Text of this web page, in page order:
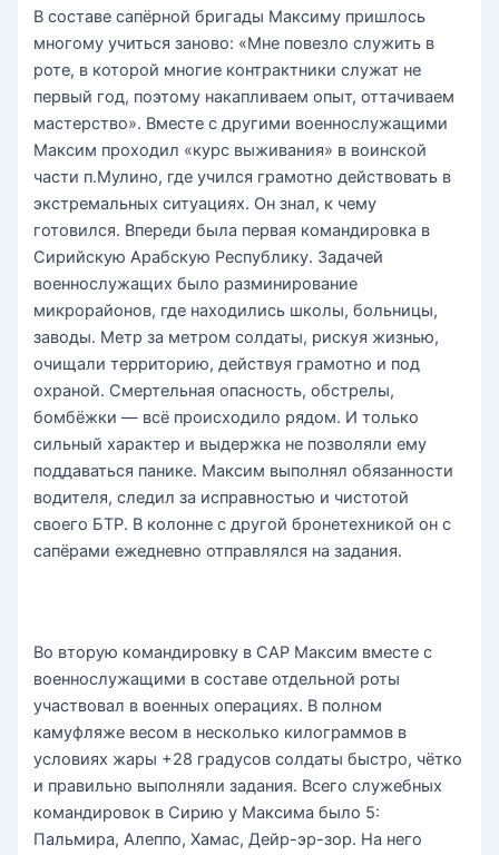
В составе сапёрной бригады Максиму пришлось
многому учиться заново: «Мне повезло служить в
роте, в которой многие контрактники служат не
первый год, поэтому накапливаем опыт, оттачиваем
мастерство». Вместе с другими военнослужащими
Максим проходил «курс выживания» в воинской
части п.Мулино, где учился грамотно действовать в
экстремальных ситуациях. Он знал, к чему
готовился. Впереди была первая командировка в
Сирийскую Арабскую Республику. Задачей
военнослужащих было разминирование
микрорайонов, где находились школы, больницы,
заводы. Метр за метром солдаты, рискуя жизнью,
очищали территорию, действуя грамотно и под
охраной. Смертельная опасность, обстрелы,
бомбёжки — всё происходило рядом. И только
сильный характер и выдержка не позволяли ему
поддаваться панике. Максим выполнял обязанности
водителя, следил за исправностью и чистотой
своего БТР. В колонне с другой бронетехникой он с
сапёрами ежедневно отправлялся на задания.
Во вторую командировку в САР Максим вместе с
военнослужащими в составе отдельной роты
участвовал в военных операциях. В полном
камуфляже весом в несколько килограммов в
условиях жары +28 градусов солдаты быстро, чётко
и правильно выполняли задания. Всего служебных
командировок в Сирию у Максима было 5:
Пальмира, Алеппо, Хамас, Дейр-эр-зор. На него